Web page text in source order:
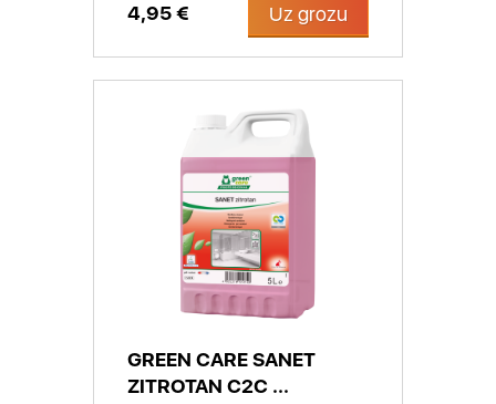
4,95 € Uz grozu
GREEN CARE SANET
ZITROTAN C2C ...